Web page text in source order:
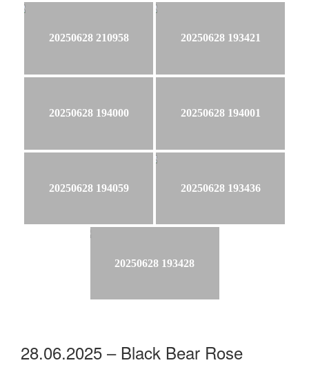
20250628 210958 20250628 193421
20250628 194000 20250628 194001
20250628 194059 20250628 193436
20250628 193428
28.06.2025 – Black Bear Rose